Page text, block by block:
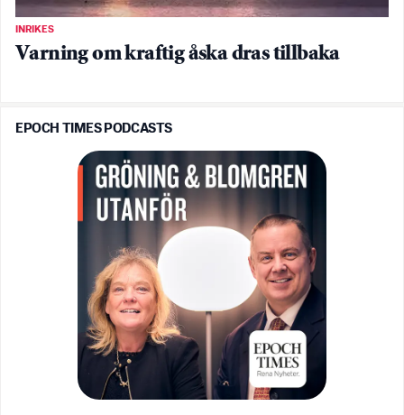
INRIKES
Varning om kraftig åska dras tillbaka
EPOCH TIMES PODCASTS